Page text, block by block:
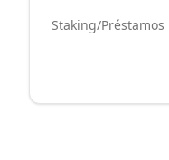
Staking/Préstamos